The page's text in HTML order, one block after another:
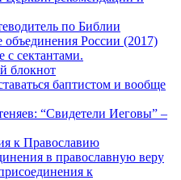
по Библии
России (2017)
с сектантами.
блокнот
баптистом и вообще
“Свидетели Иеговы” –
к Православию
в православную веру
к